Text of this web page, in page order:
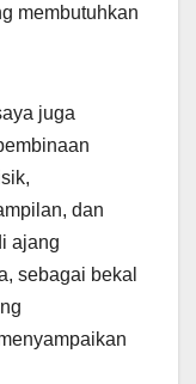
membutuhkan
juga
dan
ajang
sebagai bekal